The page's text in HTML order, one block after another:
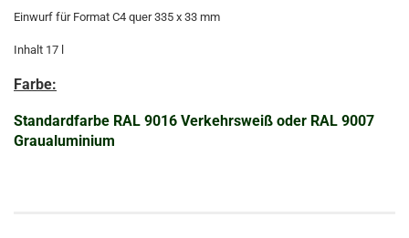
Einwurf für Format C4 quer 335 x 33 mm
Inhalt 17 l
Farbe:
Standardfarbe RAL 9016 Verkehrsweiß oder RAL 9007
Graualuminium